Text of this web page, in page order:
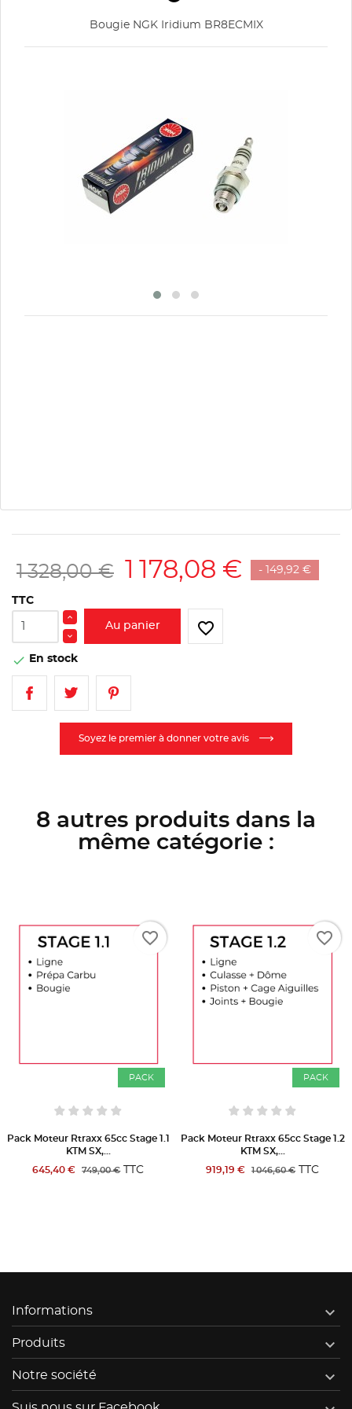
Bougie NGK Iridium BR8ECMIX
1 328,00 € 1 178,08 € - 149,92 €
TTC
Au panier favorite_border
 En stock
Soyez le premier à donner votre avis
8 autres produits dans la
même catégorie :
PACK
Pack Moteur Rtraxx 65cc Stage 1.2
KTM SX,...
919,19 €
1 046,60 € TTC
favorite_border
PACK
Pack Moteur Rtraxx 65cc Stage
2.2 KTM SX,...
1 179,84 €
1 345,60 € TTC
favorite_border
Informations 
Produits 
Notre société 
Annuler Créer une liste d'envies